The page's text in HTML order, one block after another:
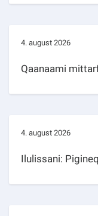
4. august 2026
Qaanaami
4. august 2026
Ilulissani: